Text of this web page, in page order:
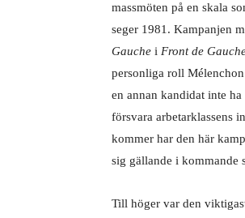
massmöten på en skala
seger 1981. Kampanjen
Gauche i Front de
personliga roll
en annan kandidat inte
försvara arbetarklassens
kommer har den här
sig gällande i kommande
Till höger var den